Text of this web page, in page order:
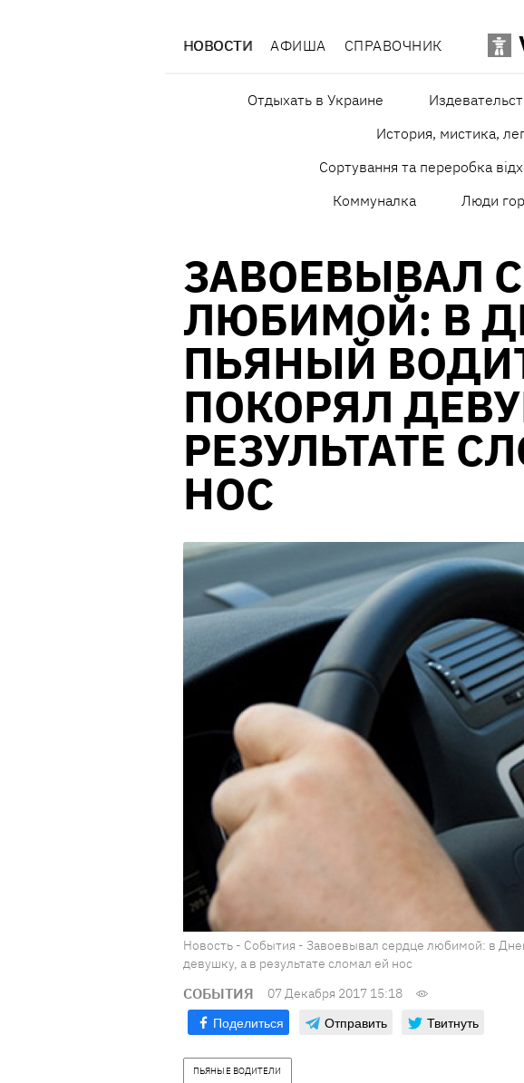
НОВОСТИ АФИША СПРАВОЧНИК
Отдыхать в Украине
История, мистика,
Сортування та переробка
Коммуналка
Люди
ЗАВОЕВЫВАЛ
ЛЮБИМОЙ: В
ПЬЯНЫЙ
ПОКОРЯЛ
РЕЗУЛЬТАТЕ
НОС
Новость - События - Завоевывал сердце любимой: в
девушку, а в результате сломал ей нос
СОБЫТИЯ 07 Декабря 2017 15:18
Поделиться Отправить Твитнуть
ПЬЯНЫЕ ВОДИТЕЛИ